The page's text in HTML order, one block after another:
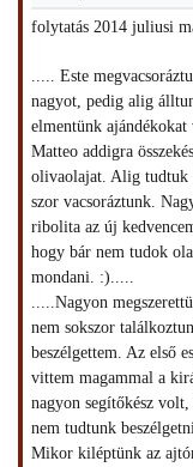
folytatás 2014 juliusi
..... Este
nagyot, pedig alig
elmentünk ajándékokat
Matteo addigra
olivaolajat. Alig tudtuk
szor vacsoráztunk.
ribolita az új
hogy bár nem tudok
mondani. :).....
.....Nagyon
nem sokszor
beszélgettem. Az első
vittem magammal a
nagyon segítőkész volt,
nem tudtunk
Mikor kiléptünk az